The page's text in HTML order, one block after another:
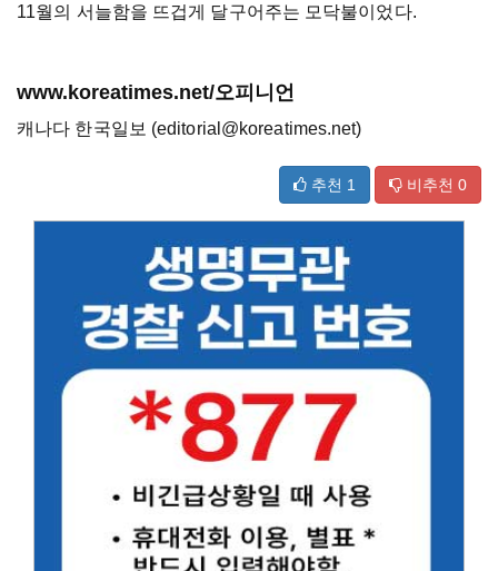
11월의 서늘함을 뜨겁게 달구어주는 모닥불이었다.
www.koreatimes.net/오피니언
캐나다 한국일보 (editorial@koreatimes.net)
추천 1 비추천 0